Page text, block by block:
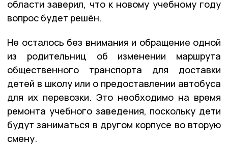
области заверил, что к новому учебному году
вопрос будет решён.
Не осталось без внимания и обращение одной
из родительниц об изменении маршрута
общественного транспорта для доставки
детей в школу или о предоставлении автобуса
для их перевозки. Это необходимо на время
ремонта учебного заведения, поскольку дети
будут заниматься в другом корпусе во вторую
смену.